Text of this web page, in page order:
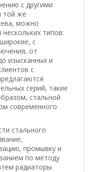
с другими
той же
можно
типов:
с
от
изысканных и
с
серий, такие
стальной
современного
стального
промывку и
по методу
радиаторы